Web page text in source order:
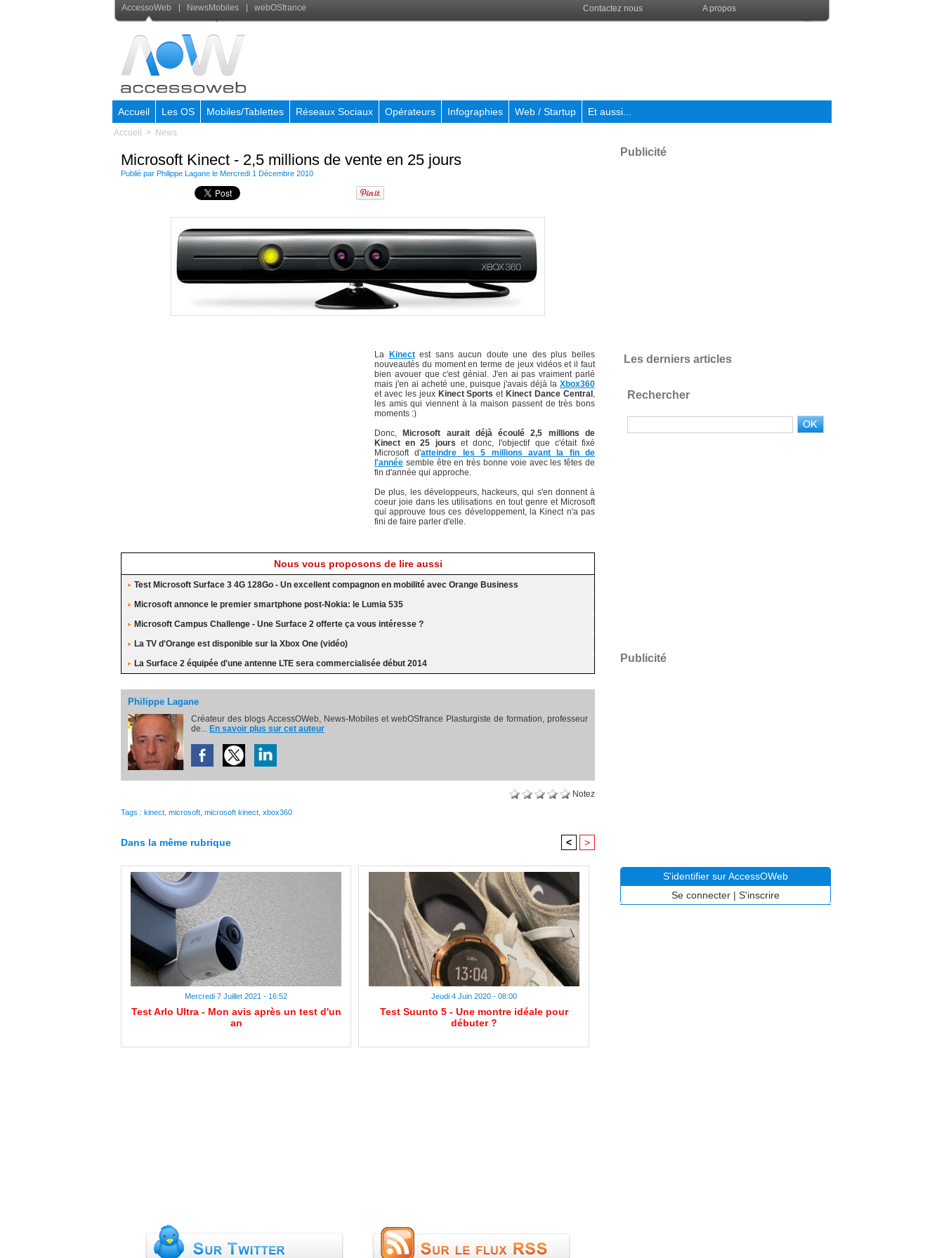
AccessoWeb NewsMobiles webOSfrance Contactez nous A propos
Accueil Les OS Mobiles/Tablettes Réseaux Sociaux Opérateurs Infographies Web / Startup Et aussi...
Accueil > News
Microsoft Kinect - 2,5 millions de vente en 25 jours
Publié par Philippe Lagane le Mercredi 1 Décembre 2010
La Kinectest sans aucun doute une des plus belles
nouveautés du moment en terme de jeux vidéos et il faut
bien avouer que c'est génial. J'en ai pas vraiment parlé
mais j'en ai acheté une, puisque j'avais déjà la Xbox360
et avec les jeux Kinect Sports et Kinect Dance Central ,
les amis qui viennent à la maison passent de très bons
moments :)
Donc,
Microsoft aurait déjà écoulé 2,5 millions de
Kinect en 25 jours et donc, l'objectif que c'était fixé
Microsoft d'atteindre les 5 millions avant la fin de
l'année semble être en très bonne voie avec les fêtes de
fin d'année qui approche.
De plus, les développeurs, hackeurs, qui s'en donnent à
coeur joie dans les utilisations en tout genre et Microsoft
qui approuve tous ces développement, la Kinect n'a pas
fini de faire parler d'elle.
Nous vous proposons de lire aussi
Test Microsoft Surface 3 4G 128Go - Un excellent compagnon en mobilité avec Orange Business
Microsoft annonce le premier smartphone post-Nokia: le Lumia 535
Microsoft Campus Challenge - Une Surface 2 offerte ça vous intéresse ?
La TV d'Orange est disponible sur la Xbox One (vidéo)
La Surface 2 équipée d'une antenne LTE sera commercialisée début 2014
Philippe Lagane
Créateur des blogs AccessOWeb, News-Mobiles et webOSfrance Plasturgiste de formation, professeur
de... En savoir plus sur cet auteur
Notez
Tags : kinect microsoft microsoft kinect xbox360
Dans la même rubrique < >
Mercredi 7 Juillet 2021 - 16:52
Test Arlo Ultra - Mon avis après un test d'un
an
Jeudi 4 Juin 2020 - 08:00
Test Suunto 5 - Une montre idéale pour
débuter ?
Publicité
Les derniers articles
Rechercher
Publicité
S'identifier sur AccessOWeb
Se connecter | S'inscrire